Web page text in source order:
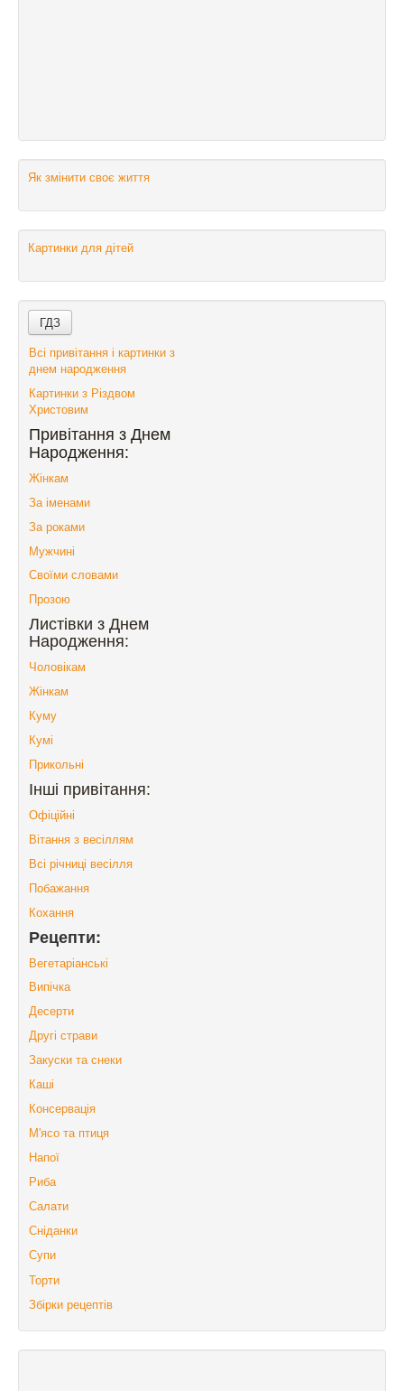
Як змінити своє життя
Картинки для дітей
Всі привітання і картинки з
днем народження
Картинки з Різдвом
Христовим
Привітання з Днем
Народження:
Жінкам
За іменами
За роками
Мужчині
Своїми словами
Прозою
Листівки з Днем
Народження:
Чоловікам
Жінкам
Куму
Кумі
Прикольні
Інші привітання:
Офіційні
Вітання з весіллям
Всі річниці весілля
Побажання
Кохання
Рецепти:
Вегетаріанські
Випічка
Десерти
Другі страви
Закуски та снеки
Каші
Консервація
М'ясо та птиця
Напої
Риба
Салати
Сніданки
Супи
Торти
Збірки рецептів